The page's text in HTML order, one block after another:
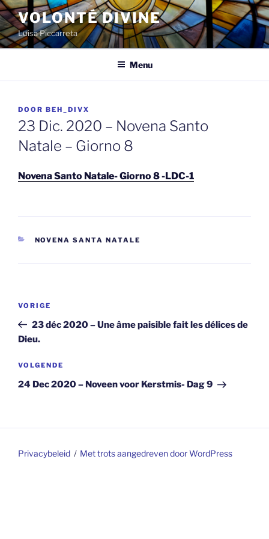
Spring
naar
de
inhoud
VOLONTÉ DIVINE
Luisa Piccarreta
Menu
GEPLAATST
OP
DOOR BEH_DIVX
23 Dic. 2020 – Novena Santo
Natale – Giorno 8
Novena Santo Natale- Giorno 8 -LDC-1
CATEGORIEËN
NOVENA SANTA NATALE
Vorig
bericht
VORIGE
23 déc 2020 – Une âme paisible fait les délices de
Dieu.
Volgend
bericht
VOLGENDE
24 Dec 2020 – Noveen voor Kerstmis- Dag 9
Privacybeleid Met trots aangedreven door WordPress